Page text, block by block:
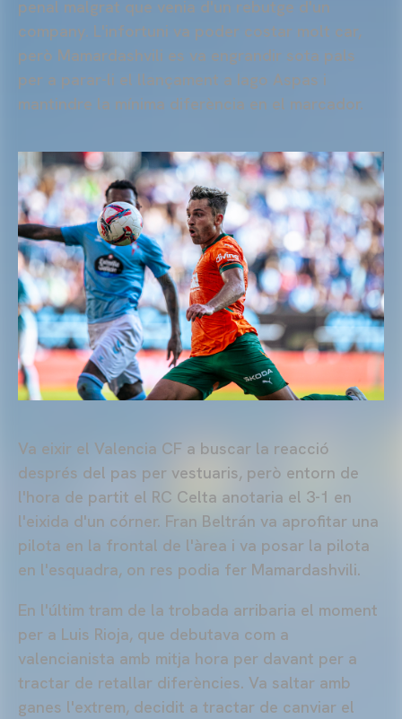
penal malgrat que venia d'un rebutge d'un
company. L'infortuni va poder costar molt car,
però Mamardashvili es va engrandir sota pals
per a parar-li el llançament a Iago Aspas i
mantindre la mínima diferència en el marcador.
Va eixir el Valencia CF a buscar la reacció
després del pas per vestuaris, però entorn de
l'hora de partit el RC Celta anotaria el 3-1 en
l'eixida d'un córner. Fran Beltrán va aprofitar una
pilota en la frontal de l'àrea i va posar la pilota
en l'esquadra, on res podia fer Mamardashvili.
En l'últim tram de la trobada arribaria el moment
per a Luis Rioja, que debutava com a
valencianista amb mitja hora per davant per a
tractar de retallar diferències. Va saltar amb
ganes l'extrem, decidit a tractar de canviar el